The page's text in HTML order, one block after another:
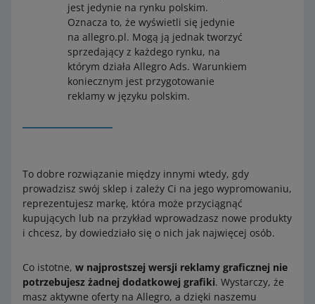
jest jedynie na rynku polskim.
Oznacza to, że wyświetli się jedynie
na allegro.pl. Mogą ją jednak tworzyć
sprzedający z każdego rynku, na
którym działa Allegro Ads. Warunkiem
koniecznym jest przygotowanie
reklamy w języku polskim.
To dobre rozwiązanie między innymi wtedy, gdy
prowadzisz swój sklep i zależy Ci na jego wypromowaniu,
reprezentujesz markę, która może przyciągnąć
kupujących lub na przykład wprowadzasz nowe produkty
i chcesz, by dowiedziało się o nich jak najwięcej osób.
Co istotne, w najprostszej wersji reklamy graficznej nie
potrzebujesz żadnej dodatkowej grafiki. Wystarczy, że
masz aktywne oferty na Allegro, a dzięki naszemu